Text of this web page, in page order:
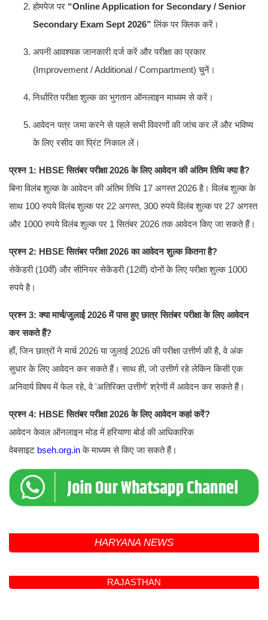
होमपेज पर “Online Application for Secondary / Senior
Secondary Exam Sept 2026” लिंक पर क्लिक करें।
अपनी आवश्यक जानकारी दर्ज करें और परीक्षा का प्रकार
(Improvement / Additional / Compartment) चुनें।
निर्धारित परीक्षा शुल्क का भुगतान ऑनलाइन माध्यम से करें।
आवेदन पत्र जमा करने से पहले सभी विवरणों की जांच कर लें और भविष्य
के लिए रसीद का प्रिंट निकाल लें।
प्रश्न 1: HBSE सितंबर परीक्षा 2026 के लिए आवेदन की अंतिम तिथि क्या है?
बिना विलंब शुल्क के आवेदन की अंतिम तिथि 17 अगस्त 2026 है। विलंब शुल्क के
साथ 100 रुपये विलंब शुल्क पर 22 अगस्त, 300 रुपये विलंब शुल्क पर 27 अगस्त
और 1000 रुपये विलंब शुल्क पर 1 सितंबर 2026 तक आवेदन किए जा सकते हैं।
प्रश्न 2: HBSE सितंबर परीक्षा 2026 का आवेदन शुल्क कितना है?
सेकेंडरी (10वीं) और सीनियर सेकेंडरी (12वीं) दोनों के लिए परीक्षा शुल्क 1000
रुपये है।
प्रश्न 3: क्या मार्च/जुलाई 2026 में पास हुए छात्र सितंबर परीक्षा के लिए आवेदन
कर सकते हैं?
हाँ, जिन छात्रों ने मार्च 2026 या जुलाई 2026 की परीक्षा उत्तीर्ण की है, वे अंक
सुधार के लिए आवेदन कर सकते हैं। साथ ही, जो उत्तीर्ण रहे लेकिन किसी एक
अनिवार्य विषय में फेल रहे, वे 'अतिरिक्त उत्तीर्ण' श्रेणी में आवेदन कर सकते हैं।
प्रश्न 4: HBSE सितंबर परीक्षा 2026 के लिए आवेदन कहां करें?
आवेदन केवल ऑनलाइन मोड में हरियाणा बोर्ड की आधिकारिक
वेबसाइट bseh.org.inके माध्यम से किए जा सकते हैं।
HARYANA NEWS
और अतिरिक्त विषय परीक्षा के लिए आवेदन